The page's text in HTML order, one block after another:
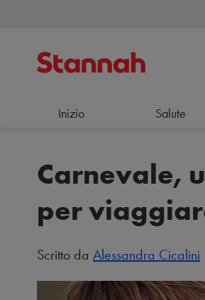
Inizio Salute
Carnevale,
per
Scritto da Alessandra Cicalini